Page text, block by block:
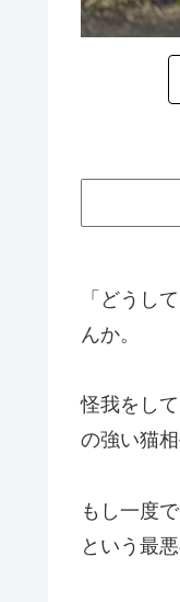
「どうし
んか。
怪我をし
の強い猫
もし一度
という最